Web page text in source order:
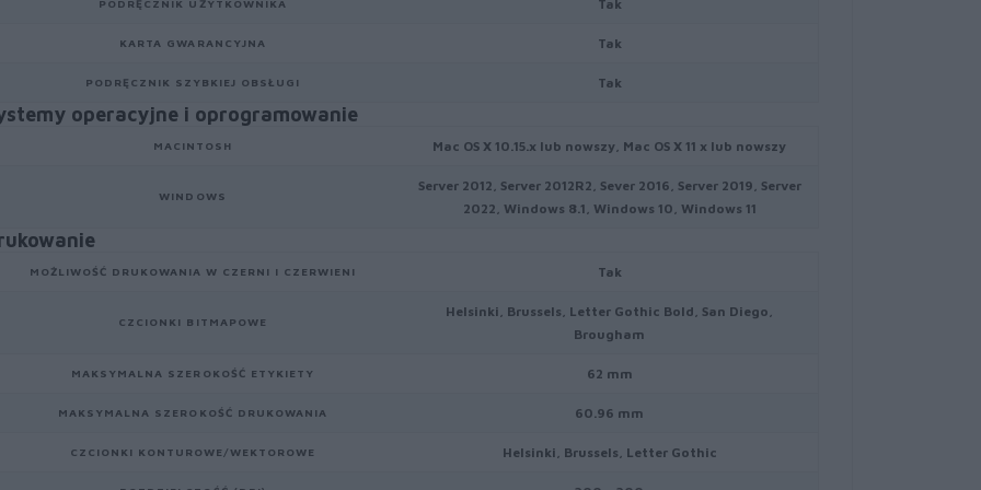
PODRĘCZNIK UŻYTKOWNIKA Tak
KARTA GWARANCYJNA Tak
PODRĘCZNIK SZYBKIEJ OBSŁUGI Tak
operacyjne i oprogramowanie
MACINTOSH Mac OS X 10.15.x lub nowszy, Mac OS X 11 x lub nowszy
WINDOWS
Server 2012, Server 2012R2, Sever 2016, Server 2019, Server
2022, Windows 8.1, Windows 10, Windows 11
MOŻLIWOŚĆ DRUKOWANIA W CZERNI I CZERWIENI Tak
CZCIONKI BITMAPOWE
Helsinki, Brussels, Letter Gothic Bold, San Diego,
Brougham
MAKSYMALNA SZEROKOŚĆ ETYKIETY 62 mm
MAKSYMALNA SZEROKOŚĆ DRUKOWANIA 60.96 mm
CZCIONKI KONTUROWE/WEKTOROWE Helsinki, Brussels, Letter Gothic